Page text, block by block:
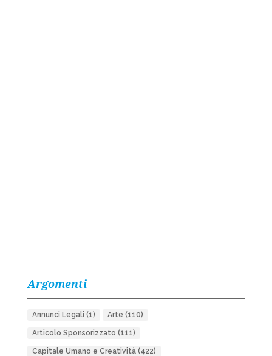
Argomenti
Annunci Legali (1) Arte (110)
Articolo Sponsorizzato (111)
Capitale Umano e Creatività(422)